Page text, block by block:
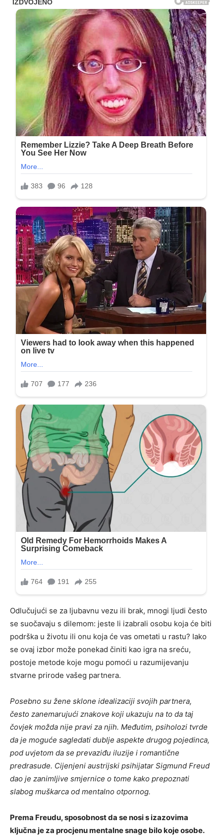
Odlučujući se za ljubavnu vezu ili brak, mnogi ljudi često
se suočavaju s dilemom: jeste li izabrali osobu koja će biti
podrška u životu ili onu koja će vas ometati u rastu? Iako
se ovaj izbor može ponekad činiti kao igra na sreću,
postoje metode koje mogu pomoći u razumijevanju
stvarne prirode vašeg partnera.
Posebno su žene sklone idealizaciji svojih partnera,
često zanemarujući znakove koji ukazuju na to da taj
čovjek možda nije pravi za njih. Međutim, psiholozi tvrde
da je moguće sagledati dublje aspekte drugog pojedinca,
pod uvjetom da se prevaziđu iluzije i romantične
predrasude. Cijenjeni austrijski psihijatar Sigmund Freud
dao je zanimljive smjernice o tome kako prepoznati
slabog muškarca od mentalno otpornog.
Prema Freudu, sposobnost da se nosi s izazovima
ključna je za procjenu mentalne snage bilo koje osobe.